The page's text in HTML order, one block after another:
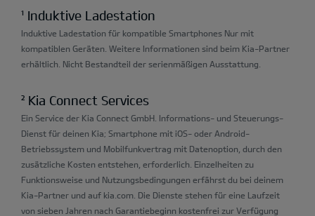
¹ Induktive Ladestation
Induktive Ladestation für kompatible Smartphones Nur mit
kompatiblen Geräten. Weitere Informationen sind beim Kia-Partner
erhältlich. Nicht Bestandteil der serienmäßigen Ausstattung.
² Kia Connect Services
Ein Service der Kia Connect GmbH. Informations- und Steuerungs-
Dienst für deinen Kia; Smartphone mit iOS- oder Android-
Betriebssystem und Mobilfunkvertrag mit Datenoption, durch den
zusätzliche Kosten entstehen, erforderlich. Einzelheiten zu
Funktionsweise und Nutzungsbedingungen erfährst du bei deinem
Kia-Partner und auf kia.com. Die Dienste stehen für eine Laufzeit
von sieben Jahren nach Garantiebeginn kostenfrei zur Verfügung